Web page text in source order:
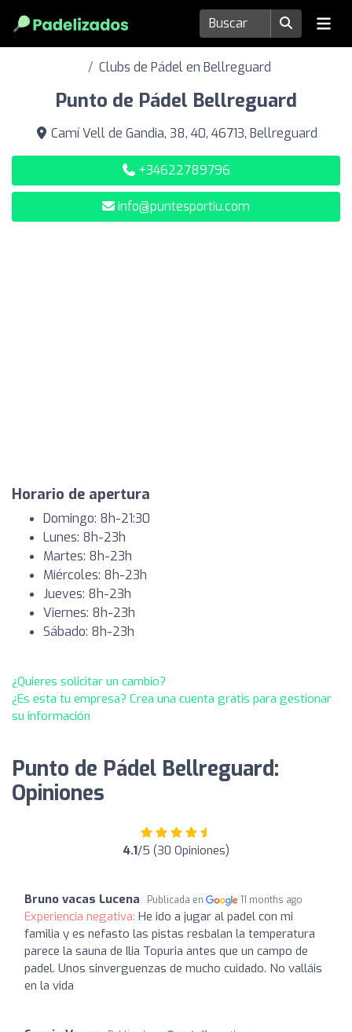
Clubs de Pádel en Bellreguard
Punto de Pádel Bellreguard
Camí Vell de Gandia, 38, 40, 46713, Bellreguard
+34622789796
info@puntesportiu.com
Horario de apertura
Domingo: 8h-21:30
Lunes: 8h-23h
Martes: 8h-23h
Miércoles: 8h-23h
Jueves: 8h-23h
Viernes: 8h-23h
Sábado: 8h-23h
¿Quieres solicitar un cambio?
¿Es esta tu empresa? Crea una cuenta gratis para gestionar
su información
Punto de Pádel Bellreguard:
Opiniones
4.1/5 (30 Opiniones)
Bruno vacas Lucena Publicada en 11 months ago
Experiencia negativa: He ido a jugar al padel con mi
familia y es nefasto las pistas resbalan la temperatura
parece la sauna de Ilia Topuria antes que un campo de
padel. Unos sinverguenzas de mucho cuidado. No valláis
en la vida